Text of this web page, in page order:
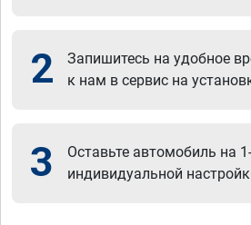
2
Запишитесь на удобное
к нам в сервис на
3
Оставьте автомобиль на
индивидуальной